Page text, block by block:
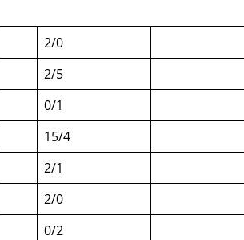
2/0
2/5
0/1
15/4
2/1
2/0
0/2